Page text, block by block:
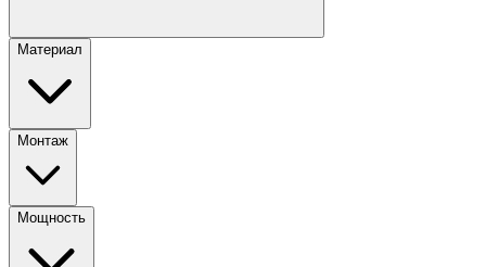
Материал
Монтаж
Мощность